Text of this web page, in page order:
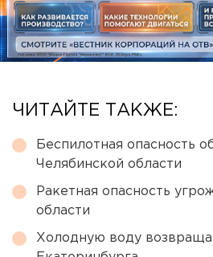
ЧИТАЙТЕ ТАКЖЕ:
Беспилотная опасность
Челябинской области
Ракетная опасность
области
Холодную воду